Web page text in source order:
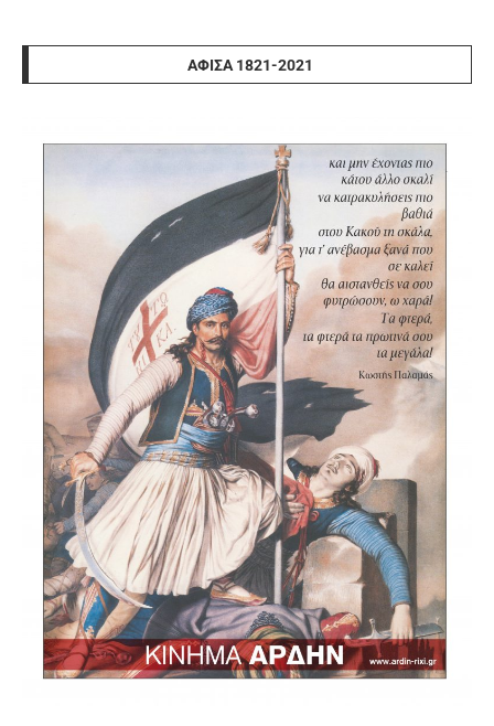
ΑΦΊΣΑ 1821-2021